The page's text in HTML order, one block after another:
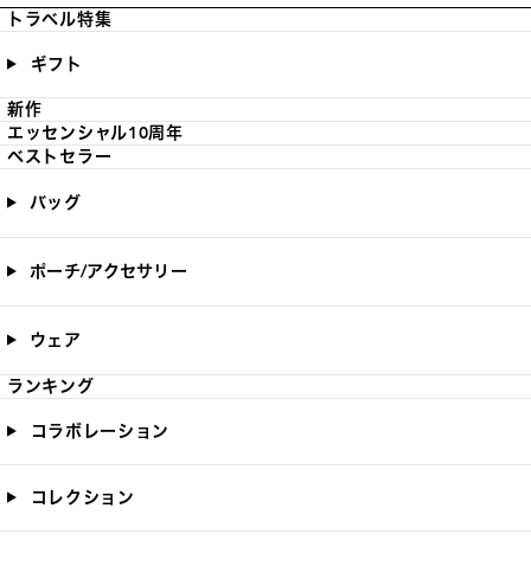
トラベル特集
ギフト
新作
エッセンシャル10周年
ベストセラー
バッグ
ポーチ/アクセサリー
ウェア
ランキング
コラボレーション
コレクション